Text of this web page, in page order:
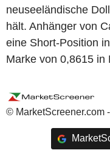
neuseeländische
hält. Anhänger von
eine Short-Position
Marke von 0,8615 in
© MarketScreener.com